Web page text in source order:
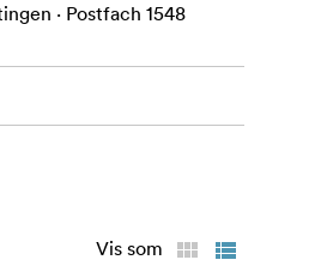
· Postfach 1548
Vis som